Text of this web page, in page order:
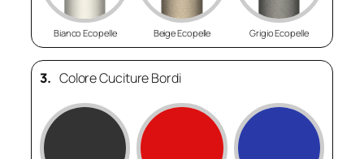
Bianco Ecopelle Beige Ecopelle Grigio Ecopelle
3. Colore Cuciture Bordi